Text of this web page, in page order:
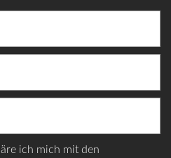
ich mich mit den